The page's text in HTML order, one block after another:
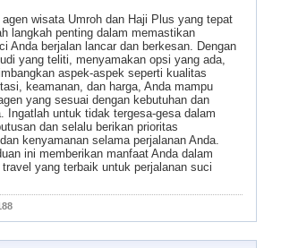
agen wisata Umroh dan Haji Plus yang tepat
langkah penting dalam memastikan
Anda berjalan lancar dan berkesan. Dengan
yang teliti, menyamakan opsi yang ada,
aspek-aspek seperti kualitas
keamanan, dan harga, Anda mampu
yang sesuai dengan kebutuhan dan
Ingatlah untuk tidak tergesa-gesa dalam
dan selalu berikan prioritas
kenyamanan selama perjalanan Anda.
ini memberikan manfaat Anda dalam
yang terbaik untuk perjalanan suci